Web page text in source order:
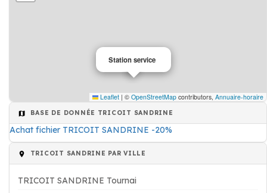
Station service
Leaflet | © OpenStreetMap contributors, Annuaire-horaire
BASE DE DONNÉE TRICOIT SANDRINE
Achat fichier TRICOIT SANDRINE -20%
TRICOIT SANDRINE PAR VILLE
TRICOIT SANDRINE Tournai